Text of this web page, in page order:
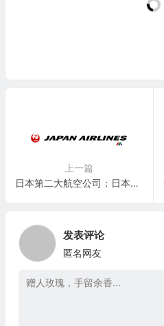
上一篇
日本第二大航空公司：日本航空 Japan Airlines Co., Ltd.(JAPSY)
发表评论
匿名网友